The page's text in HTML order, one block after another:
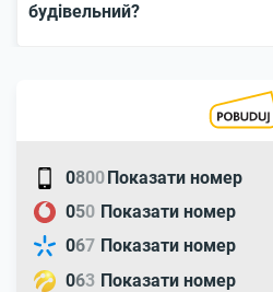
будівельний?
0800Показати номер
050 Показати номер
067 Показати номер
063 Показати номер